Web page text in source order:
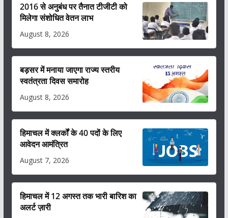
2016 से अनुबंध पर तैनात टीजीटी को
मिलेगा संशोधित वेतन लाभ
August 8, 2026
बड़सर में मनाया जाएगा राज्य स्तरीय
स्वतंत्रता दिवस समारोह
August 8, 2026
हिमाचल में क्लर्कों के 40 पदों के लिए
आवेदन आमंत्रित
August 7, 2026
हिमाचल में 12 अगस्त तक भारी बारिश का
अलर्ट ज़ारी